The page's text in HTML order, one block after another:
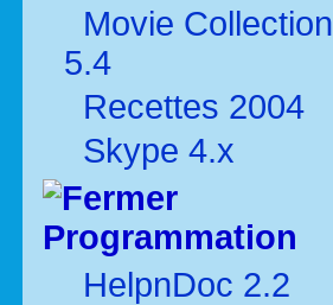
Movie Collection
5.4
Recettes 2004
Skype 4.x
Programmation
HelpnDoc 2.2